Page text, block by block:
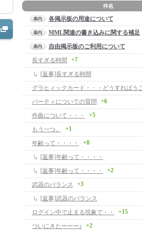
各掲示板の用途について
MML関連の書き込みに関する補足
自由掲示板のご利用について
長すぎる時間
+7
[返事]長すぎる時間
パーティについての質問 +6
作曲について・・・ +5
もう一つ。 +1
年齢って・・・・ +8
[返事]年齢って・・・・
[返事]年齢って・・・・
+2
武器のバランス +3
[返事]武器のバランス
ログイン中で止まる現象で・・
+15
ついにきたーーー♪ +2